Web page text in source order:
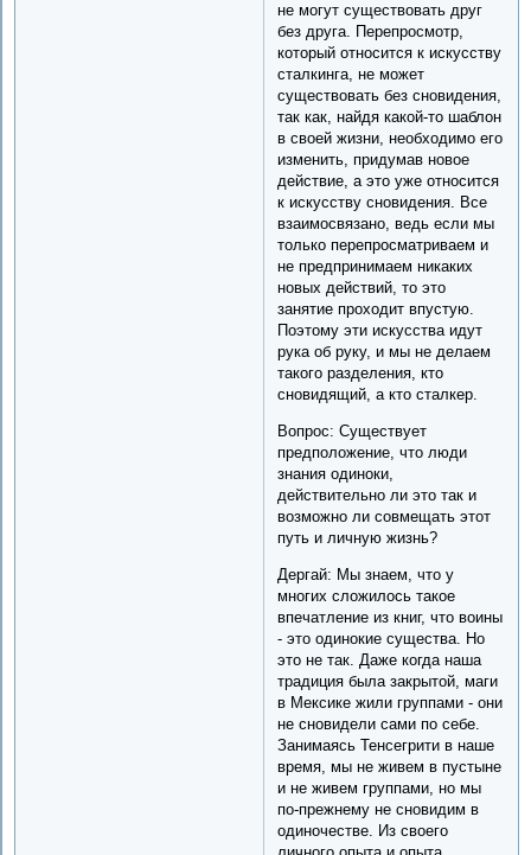
не могут существовать друг
без друга. Перепросмотр,
который относится к искусству
сталкинга, не может
существовать без сновидения,
так как, найдя какой-то шаблон
в своей жизни, необходимо его
изменить, придумав новое
действие, а это уже относится
к искусству сновидения. Все
взаимосвязано, ведь если мы
только перепросматриваем и
не предпринимаем никаких
новых действий, то это
занятие проходит впустую.
Поэтому эти искусства идут
рука об руку, и мы не делаем
такого разделения, кто
сновидящий, а кто сталкер.
Вопрос: Существует
предположение, что люди
знания одиноки,
действительно ли это так и
возможно ли совмещать этот
путь и личную жизнь?
Дергай: Мы знаем, что у
многих сложилось такое
впечатление из книг, что воины
- это одинокие существа. Но
это не так. Даже когда наша
традиция была закрытой, маги
в Мексике жили группами - они
не сновидели сами по себе.
Занимаясь Тенсегрити в наше
время, мы не живем в пустыне
и не живем группами, но мы
по-прежнему не сновидим в
одиночестве. Из своего